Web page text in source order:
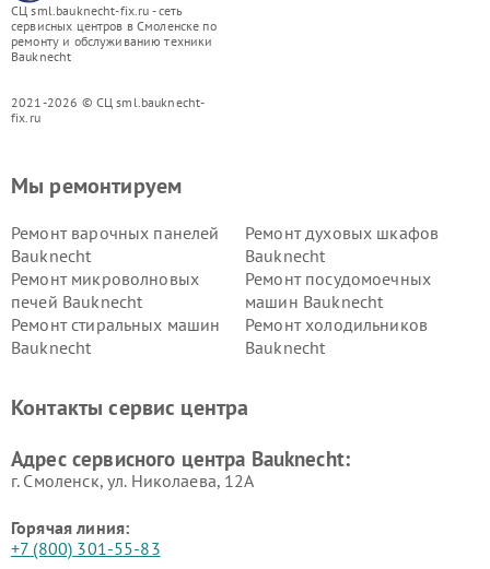
СЦ sml.bauknecht-fix.ru - сеть
сервисных центров в Смоленске по
ремонту и обслуживанию техники
Bauknecht
2021-2026 © СЦ sml.bauknecht-
fix.ru
Мы ремонтируем
Ремонт варочных панелей
Bauknecht
Ремонт духовых шкафов
Bauknecht
Ремонт микроволновых
печей Bauknecht
Ремонт посудомоечных
машин Bauknecht
Ремонт стиральных машин
Bauknecht
Ремонт холодильников
Bauknecht
Контакты сервис центра
Адрес сервисного центра Bauknecht:
г. Смоленск, ул. Николаева, 12А
Горячая линия:
+7 (800) 301-55-83